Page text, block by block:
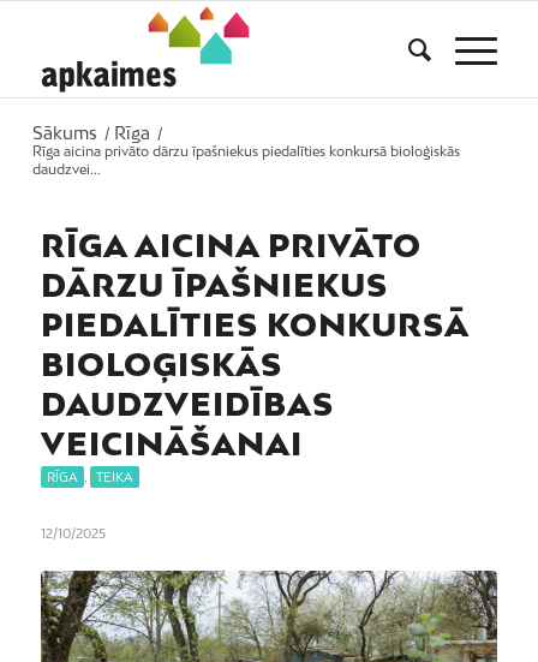
Sākums / Rīga
/
Rīga aicina privāto dārzu īpašniekus piedalīties konkursā bioloģiskās
daudzvei...
RĪGA AICINA PRIVĀTO
DĀRZU ĪPAŠNIEKUS
PIEDALĪTIES KONKURSĀ
BIOLOĢISKĀS
DAUDZVEIDĪBAS
VEICINĀŠANAI
RĪGA TEIKA
12/10/2025